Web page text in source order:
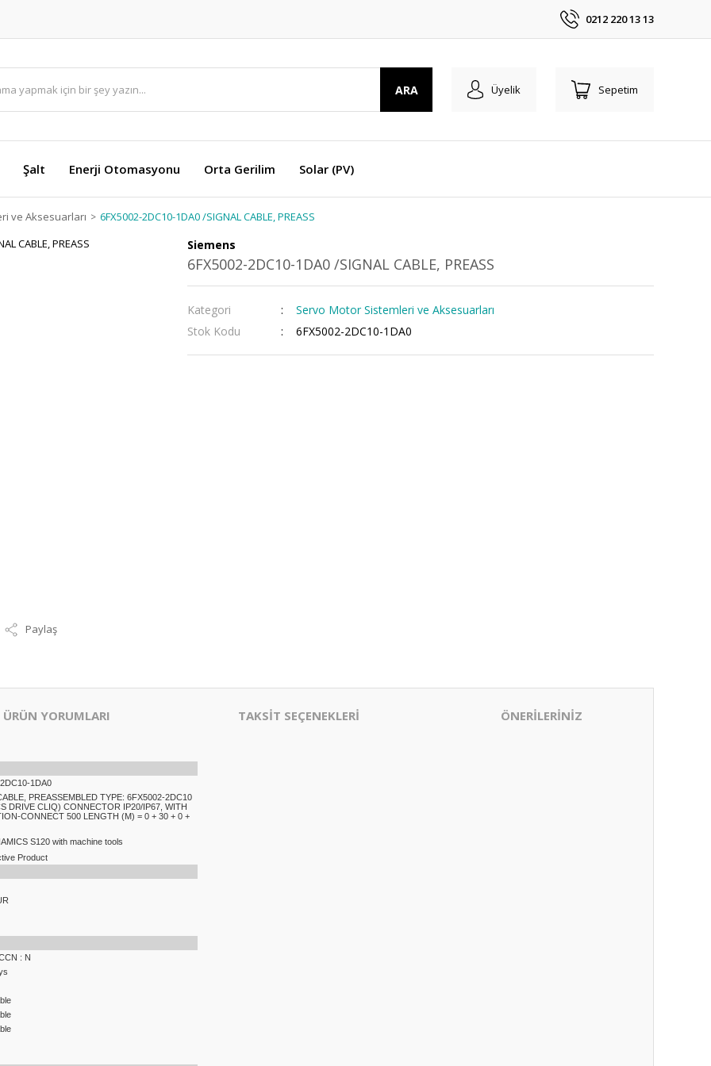
0212 220 13 13
ARA Üyelik Sepetim
Şalt Enerji Otomasyonu Orta Gerilim Solar (PV)
ve Aksesuarları 6FX5002-2DC10-1DA0 /SIGNAL CABLE, PREASS
Paylaş
Siemens
6FX5002-2DC10-1DA0 /SIGNAL CABLE, PREASS
Kategori
Servo Motor Sistemleri ve Aksesuarları
Stok Kodu
6FX5002-2DC10-1DA0
ÜRÜN YORUMLARI TAKSİT SEÇENEKLERİ ÖNERİLERİNİZ
1DA0
PREASSEMBLED TYPE: 6FX5002-2DC10
DRIVE CLIQ) CONNECTOR IP20/IP67, WITH
CONNECT 500 LENGTH (M) = 0 + 30 + 0 +
S120 with machine tools
Product
: N